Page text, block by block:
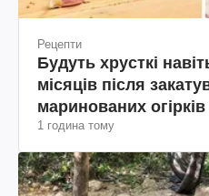
Рецепти
Будуть хрусткі
місяців після
маринованих
1 година тому